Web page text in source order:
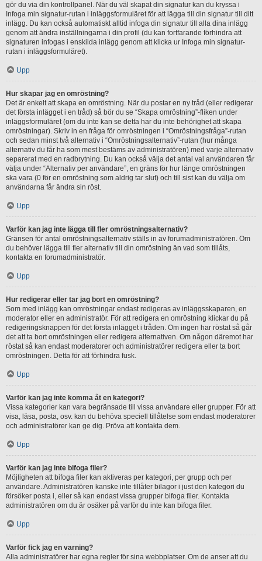
gör du via din kontrollpanel. När du väl skapat din signatur kan du kryssa i
Infoga min signatur-rutan i inläggsformuläret för att lägga till din signatur till ditt
inlägg. Du kan också automatiskt alltid infoga din signatur till alla dina inlägg
genom att ändra inställningarna i din profil (du kan fortfarande förhindra att
signaturen infogas i enskilda inlägg genom att klicka ur Infoga min signatur-
rutan i inläggsformuläret).
Upp
Hur skapar jag en omröstning?
Det är enkelt att skapa en omröstning. När du postar en ny tråd (eller redigerar
det första inlägget i en tråd) så bör du se “Skapa omröstning”-fliken under
inläggsformuläret (om du inte kan se detta har du inte behörighet att skapa
omröstningar). Skriv in en fråga för omröstningen i “Omröstningsfråga”-rutan
och sedan minst två alternativ i “Omröstningsalternativ”-rutan (hur många
alternativ du får ha som mest bestäms av administratören) med varje alternativ
separerat med en radbrytning. Du kan också välja det antal val användaren får
välja under “Alternativ per användare”, en gräns för hur länge omröstningen
ska vara (0 för en omröstning som aldrig tar slut) och till sist kan du välja om
användarna får ändra sin röst.
Upp
Varför kan jag inte lägga till fler omröstningsalternativ?
Gränsen för antal omröstningsalternativ ställs in av forumadministratören. Om
du behöver lägga till fler alternativ till din omröstning än vad som tillåts,
kontakta en forumadministratör.
Upp
Hur redigerar eller tar jag bort en omröstning?
Som med inlägg kan omröstningar endast redigeras av inläggsskaparen, en
moderator eller en administratör. För att redigera en omröstning klickar du på
redigeringsknappen för det första inlägget i tråden. Om ingen har röstat så går
det att ta bort omröstningen eller redigera alternativen. Om någon däremot har
röstat så kan endast moderatorer och administratörer redigera eller ta bort
omröstningen. Detta för att förhindra fusk.
Upp
Varför kan jag inte komma åt en kategori?
Vissa kategorier kan vara begränsade till vissa användare eller grupper. För att
visa, läsa, posta, osv. kan du behöva speciell tillåtelse som endast moderatorer
och administratörer kan ge dig. Pröva att kontakta dem.
Upp
Varför kan jag inte bifoga filer?
Möjligheten att bifoga filer kan aktiveras per kategori, per grupp och per
användare. Administratören kanske inte tillåter bilagor i just den kategori du
försöker posta i, eller så kan endast vissa grupper bifoga filer. Kontakta
administratören om du är osäker på varför du inte kan bifoga filer.
Upp
Varför fick jag en varning?
Alla administratörer har egna regler för sina webbplatser. Om de anser att du